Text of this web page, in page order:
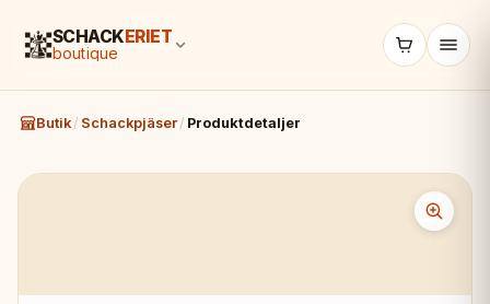
SCHACKERIET
boutique
Butik / Schackpjäser / Produktdetaljer